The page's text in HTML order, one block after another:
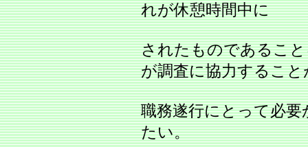
れが休憩時間中に
されたものであるこ
が調査に協力すること
職務遂行にとって必
たい。